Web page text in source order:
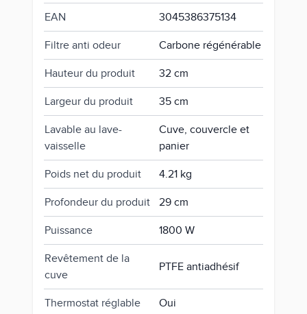
EAN 3045386375134
Filtre anti odeur Carbone régénérable
Hauteur du produit 32 cm
Largeur du produit 35 cm
Lavable au lave-
vaisselle
Cuve, couvercle et
panier
Poids net du produit 4.21 kg
Profondeur du produit 29 cm
Puissance 1800 W
Revêtement de la
cuve
PTFE antiadhésif
Thermostat réglable Oui